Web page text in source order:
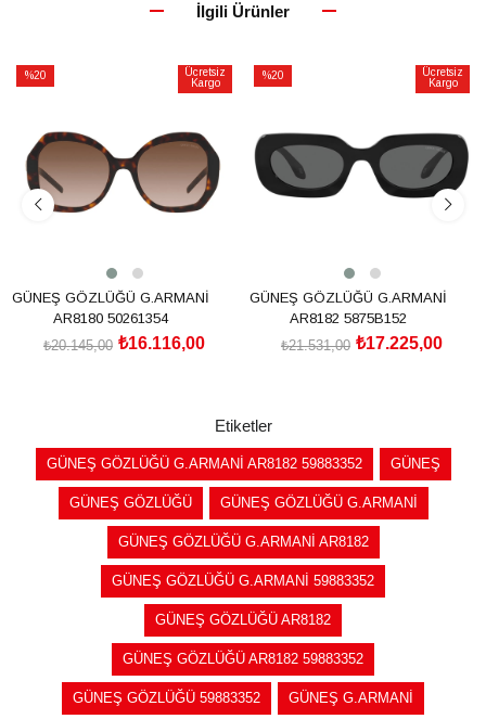
İlgili Ürünler
%20
Ücretsiz
Kargo
GÜNEŞ GÖZLÜĞÜ G.ARMANİ
AR8180 50261354
₺16.116,00
₺20.145,00
%20
Ücretsiz
Kargo
GÜNEŞ GÖZLÜĞÜ G.ARMANİ
AR8182 5875B152
₺17.225,00
₺21.531,00
Etiketler
GÜNEŞ GÖZLÜĞÜ G.ARMANİ AR8182 59883352 GÜNEŞ
GÜNEŞ GÖZLÜĞÜ GÜNEŞ GÖZLÜĞÜ G.ARMANİ
GÜNEŞ GÖZLÜĞÜ G.ARMANİ AR8182
GÜNEŞ GÖZLÜĞÜ G.ARMANİ 59883352
GÜNEŞ GÖZLÜĞÜ AR8182
GÜNEŞ GÖZLÜĞÜ AR8182 59883352
GÜNEŞ GÖZLÜĞÜ 59883352 GÜNEŞ G.ARMANİ